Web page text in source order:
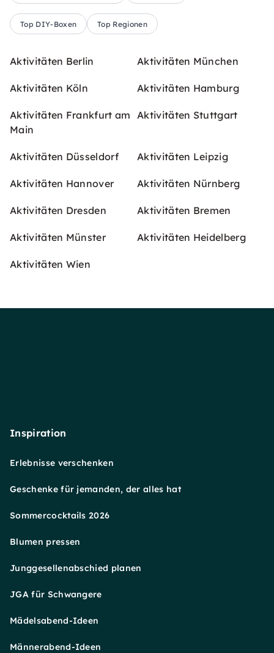
Top DIY-Boxen Top Regionen
Aktivitäten Berlin Aktivitäten München
Aktivitäten Köln Aktivitäten Hamburg
Aktivitäten Frankfurt am
Main
Aktivitäten Stuttgart
Aktivitäten Düsseldorf Aktivitäten Leipzig
Aktivitäten Hannover Aktivitäten Nürnberg
Aktivitäten Dresden Aktivitäten Bremen
Aktivitäten Münster Aktivitäten Heidelberg
Aktivitäten Wien
Inspiration
Erlebnisse verschenken
Geschenke für jemanden, der alles hat
Sommercocktails 2026
Blumen pressen
Junggesellenabschied planen
JGA für Schwangere
Mädelsabend-Ideen
Männerabend-Ideen